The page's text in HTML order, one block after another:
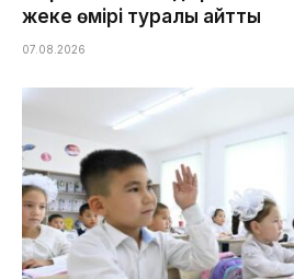
жеке өмірі туралы айтты
07.08.2026